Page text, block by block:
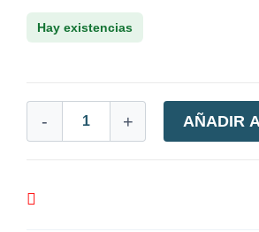
Hay existencias
- + AÑADIR